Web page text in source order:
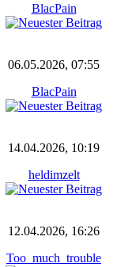
BlacPain
06.05.2026, 07:55
BlacPain
14.04.2026, 10:19
heldimzelt
12.04.2026, 16:26
Too_much_trouble